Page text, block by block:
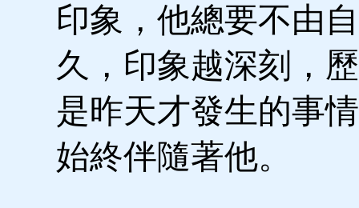
印象，他總要不由
久，印象越深刻，
是昨天才發生的事
始終伴隨著他。